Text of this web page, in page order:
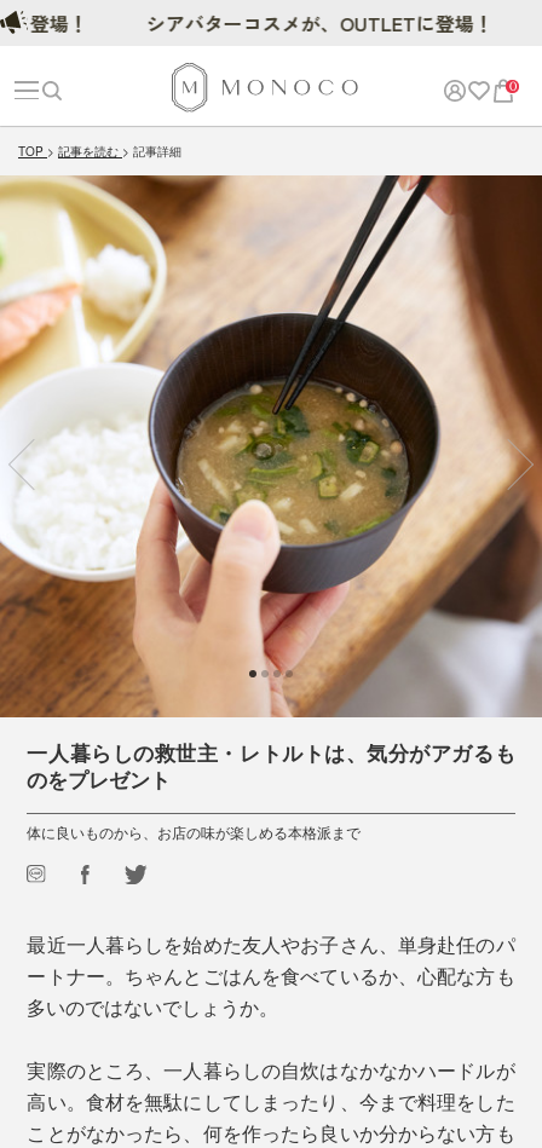
0
TOP 記事を読む 記事詳細
一人暮らしの救世主・レトルトは、気分がアガるも
のをプレゼント
体に良いものから、お店の味が楽しめる本格派まで
最近一人暮らしを始めた友人やお子さん、単身赴任のパ
ートナー。ちゃんとごはんを食べているか、心配な方も
多いのではないでしょうか。
実際のところ、一人暮らしの自炊はなかなかハードルが
高い。食材を無駄にしてしまったり、今まで料理をした
ことがなかったら、何を作ったら良いか分からない方も
！ シアバターコスメが、OUTLETに登場！